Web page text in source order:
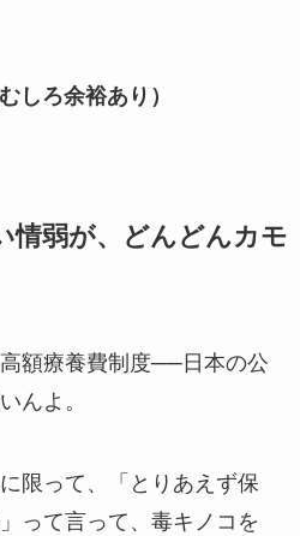
しろ余裕あり）
情弱が、どんどんカモ
額療養費制度──日本の公
んよ。
限って、「とりあえず保
って言って、毒キノコを